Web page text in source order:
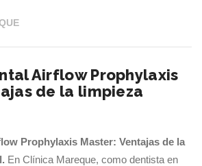
Airflow Prophylaxis
de la limpieza
Prophylaxis Master: Ventajas de la
En Clínica Mareque, como dentista en